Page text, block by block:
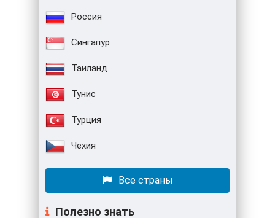
Россия
Сингапур
Таиланд
Тунис
Турция
Чехия
Все страны
Полезно знать